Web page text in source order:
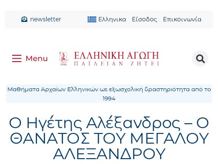
newsletter Ελληνικα Είσοδος Επικοινωνία
Μαθήματα Αρχαίων Ελληνικών ως εξωσχολική δραστηριότητα από το
1994
Ο Ηγέτης Αλέξανδρος – Ο
ΘΑΝΑΤΟΣ ΤΟΥ ΜΕΓΑΛΟΥ
ΑΛΕΞΑΝΔΡΟΥ